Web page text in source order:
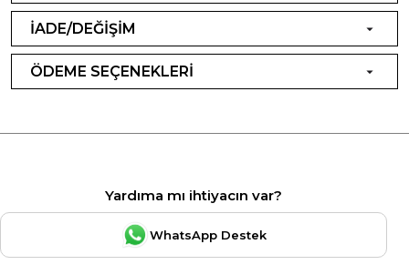
İADE/DEĞİŞİM
ÖDEME SEÇENEKLERİ
Yardıma mı ihtiyacın var?
WhatsApp Destek